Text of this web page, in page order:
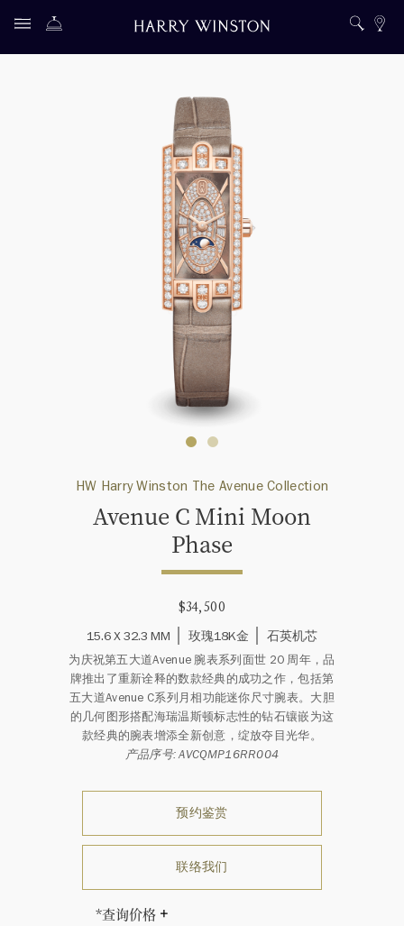
HW Harry Winston The Avenue Collection
Avenue C Mini Moon
Phase
$34,500
15.6 X 32.3 MM
玫瑰18K金 石英机芯
为庆祝第五大道Avenue 腕表系列面世 20 周年，品
牌推出了重新诠释的数款经典的成功之作，包括第
五大道Avenue C系列月相功能迷你尺寸腕表。大胆
的几何图形搭配海瑞温斯顿标志性的钻石镶嵌为这
款经典的腕表增添全新创意，绽放夺目光华。
产品序号: AVCQMP16RR004
预约鉴赏
联络我们
*查询价格